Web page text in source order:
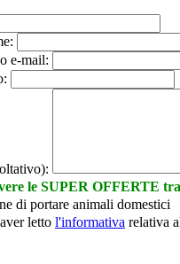
e-mail:
le SUPER OFFERTE
di portare animali domestici
letto l'informativa relativa